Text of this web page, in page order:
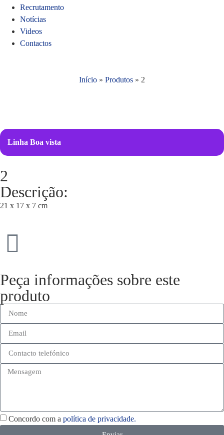
Recrutamento
Notícias
Videos
Contactos
Início » Produtos » 2
Linha Boa vista
2
Descrição:
21 x 17 x 7 cm
Peça informações sobre este
produto
Concordo com a política de privacidade.